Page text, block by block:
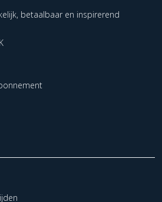
betaalbaar en inspirerend